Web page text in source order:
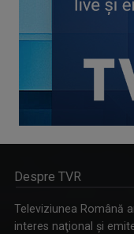
Despre TVR
Televiziunea Română
interes naţional şi